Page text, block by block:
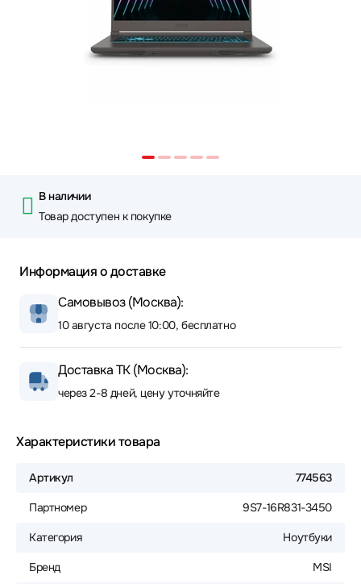
В наличии
Товар доступен к покупке
Информация о доставке
Самовывоз (Москва):
10 августа после 10:00, бесплатно
Доставка ТК (Москва):
через 2-8 дней, цену уточняйте
Характеристики товара
Артикул 774563
Партномер 9S7-16R831-3450
Категория Ноутбуки
Бренд MSI